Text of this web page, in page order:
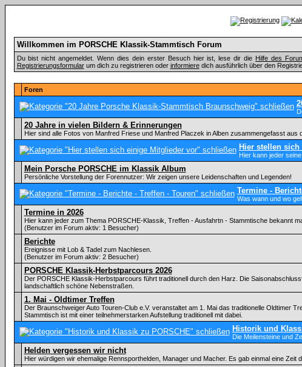
Willkommen im PORSCHE Klassik-Stammtisch Forum
Du bist nicht angemeldet. Wenn dies dein erster Besuch hier ist, lese dir die Hilfe des
Registrierungsformularum dich zu registrieren oder informieredich ausführlich über den
Foren
20 Jahre in vielen Bildern & Erinnerungen
Hier sind alle Fotos von Manfred Friese und Manfred Placzek in Alben zusammengefasst aus
Hier stellen
Hier kann jeder
Mein Porsche PORSCHE im Klassik Album
Persönliche Vorstellung der Forennutzer: Wir zeigen unsere Leidenschaften und Legenden!
Termine -
Was wann und wo
Termine in 2026
Hier kann jeder zum Thema PORSCHE-Klassik, Treffen - Ausfahrtn - Stammtische bekannt
(Benutzer im Forum aktiv: 1 Besucher)
Berichte
Ereignisse mit Lob & Tadel zum Nachlesen.
(Benutzer im Forum aktiv: 2 Besucher)
PORSCHE Klassik-Herbstparcours 2026
Der PORSCHE Klassik-Herbstparcours führt traditionell durch den Harz. Die
landschaftlich schöne Nebenstraßen.
1. Mai - Oldtimer Treffen
Der Braunschweiger Auto Touren-Club e.V. veranstaltet am 1. Mai das traditionelle Oldtimer
Stammtisch ist mit einer teilnehmerstarken Aufstellung traditionell mit dabei.
Historik und
Die Meilensteine und
Helden vergessen wir nicht
Hier würdigen wir ehemalige Rennsporthelden, Manager und Macher. Es gab einmal eine Zeit